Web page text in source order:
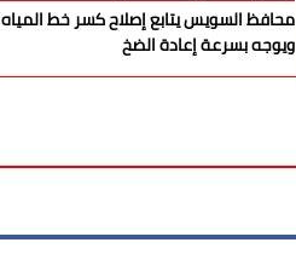
محافظ السويس يتابع إصلاح كسر خط المياه
ويوجه بسرعة إعادة الضخ